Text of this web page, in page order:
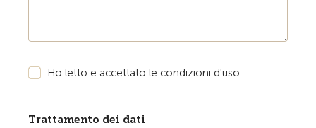
Ho letto e accettato le condizioni d'uso.
Trattamento dei dati